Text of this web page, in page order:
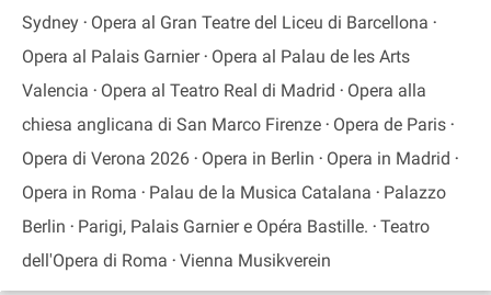
Sydney
Opera al Gran Teatre del Liceu di Barcellona
Opera al Palais Garnier
Opera al Palau de les Arts
Valencia
Opera al Teatro Real di Madrid
Opera alla
chiesa anglicana di San Marco Firenze
Opera de Paris
Opera di Verona 2026
Opera in Berlin
Opera in Madrid
Opera in Roma
Palau de la Musica Catalana
Palazzo
Berlin
Parigi, Palais Garnier e Opéra Bastille.
Teatro
dell'Opera di Roma
Vienna Musikverein